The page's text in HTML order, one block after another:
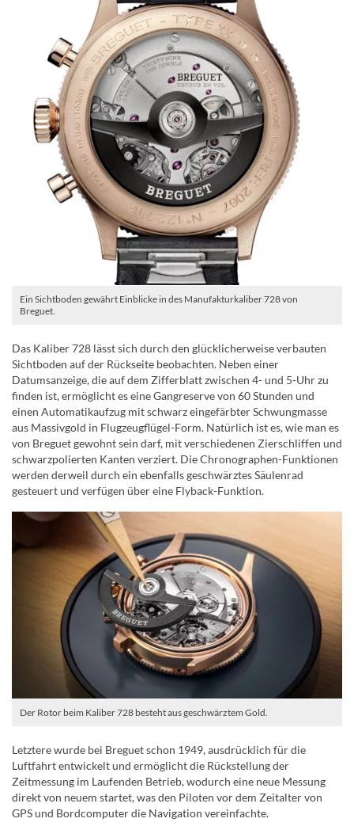
Ein Sichtboden gewährt Einblicke in des Manufakturkaliber 728 von
Breguet.
Das Kaliber 728 lässt sich durch den glücklicherweise verbauten
Sichtboden auf der Rückseite beobachten. Neben einer
Datumsanzeige, die auf dem Zifferblatt zwischen 4- und 5-Uhr zu
finden ist, ermöglicht es eine Gangreserve von 60 Stunden und
einen Automatikaufzug mit schwarz eingefärbter Schwungmasse
aus Massivgold in Flugzeugflügel-Form. Natürlich ist es, wie man es
von Breguet gewohnt sein darf, mit verschiedenen Zierschliffen und
schwarzpolierten Kanten verziert. Die Chronographen-Funktionen
werden derweil durch ein ebenfalls geschwärztes Säulenrad
gesteuert und verfügen über eine Flyback-Funktion.
Der Rotor beim Kaliber 728 besteht aus geschwärztem Gold.
Letztere wurde bei Breguet schon 1949, ausdrücklich für die
Luftfahrt entwickelt und ermöglicht die Rückstellung der
Zeitmessung im Laufenden Betrieb, wodurch eine neue Messung
direkt von neuem startet, was den Piloten vor dem Zeitalter von
GPS und Bordcomputer die Navigation vereinfachte.